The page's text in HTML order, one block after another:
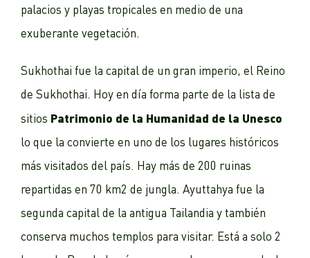
palacios y playas tropicales en medio de una
exuberante vegetación.
Sukhothai fue la capital de un gran imperio, el Reino
de Sukhothai. Hoy en día forma parte de la lista de
sitios Patrimonio de la Humanidad de la Unesco
lo que la convierte en uno de los lugares históricos
más visitados del país. Hay más de 200 ruinas
repartidas en 70 km2 de jungla. Ayuttahya fue la
segunda capital de la antigua Tailandia y también
conserva muchos templos para visitar. Está a solo 2